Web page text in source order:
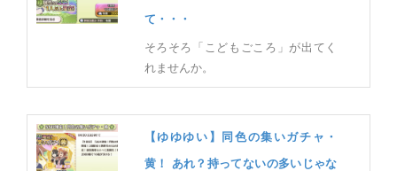
て・・・
そろそろ「こどもごころ」が出てく
れませんか。
【ゆゆゆい】同色の集いガチャ・
黄！ あれ？持ってないの多いじゃな